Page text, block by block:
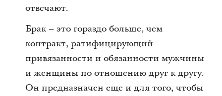
отвечают.
Брак – это гораздо больше, чем
контракт, ратифицирующий
привязанности и обязанности мужчины
и женщины по отношению друг к другу.
Он предназначен еще и для того, чтобы